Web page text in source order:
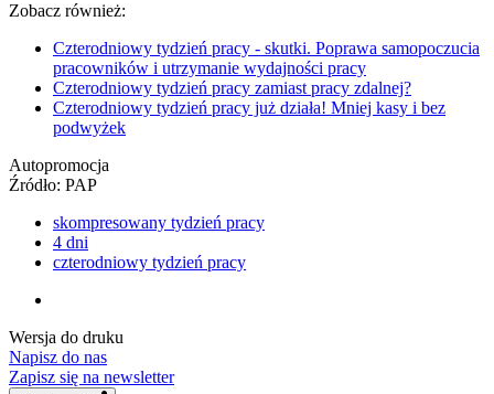
Czterodniowy tydzień pracy - skutki. Poprawa samopoczucia
Czterodniowy tydzień pracy zamiast pracy zdalnej?
Czterodniowy tydzień pracy już działa! Mniej kasy i bez
podwyżek
Autopromocja
skompresowany tydzień pracy
czterodniowy tydzień pracy
Wersja do druku
Zapisz się na newsletter
Udostępnij